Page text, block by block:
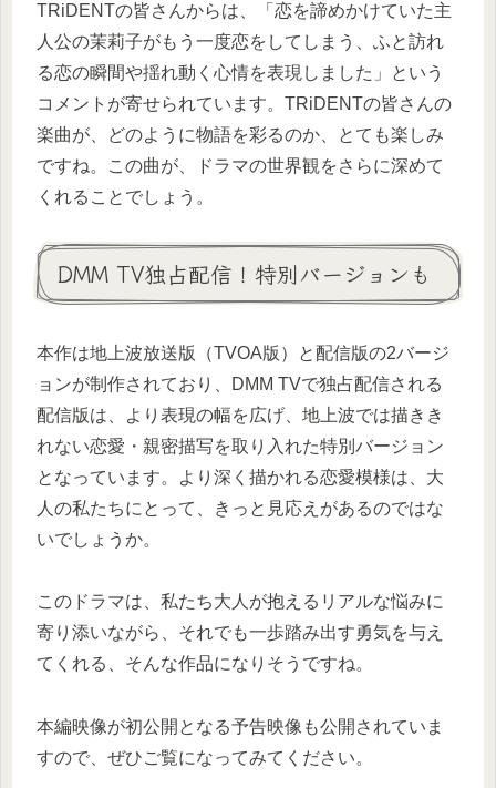
TRiDENTの皆さんからは、「恋を諦めかけていた主
人公の茉莉子がもう一度恋をしてしまう、ふと訪れ
る恋の瞬間や揺れ動く心情を表現しました」という
コメントが寄せられています。TRiDENTの皆さんの
楽曲が、どのように物語を彩るのか、とても楽しみ
ですね。この曲が、ドラマの世界観をさらに深めて
くれることでしょう。
DMM TV独占配信！特別バージョンも
本作は地上波放送版（TVOA版）と配信版の2バージ
ョンが制作されており、DMM TVで独占配信される
配信版は、より表現の幅を広げ、地上波では描きき
れない恋愛・親密描写を取り入れた特別バージョン
となっています。より深く描かれる恋愛模様は、大
人の私たちにとって、きっと見応えがあるのではな
いでしょうか。
このドラマは、私たち大人が抱えるリアルな悩みに
寄り添いながら、それでも一歩踏み出す勇気を与え
てくれる、そんな作品になりそうですね。
本編映像が初公開となる予告映像も公開されていま
すので、ぜひご覧になってみてください。